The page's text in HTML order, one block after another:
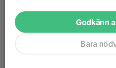
Godkänn
Bara